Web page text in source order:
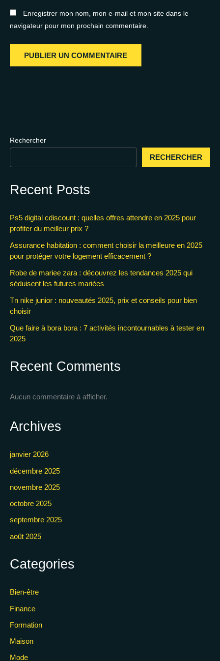
Enregistrer mon nom, mon e-mail et mon site dans le
navigateur pour mon prochain commentaire.
Rechercher
RECHERCHER
Recent Posts
Ps5 digital cdiscount : quelles offres attendre en 2025 pour
profiter du meilleur prix ?
Assurance habitation : comment choisir la meilleure en 2025
pour protéger votre logement efficacement ?
Robe de mariee zara : découvrez les tendances 2025 qui
séduisent les futures mariées
Tn nike junior : nouveautés 2025, prix et conseils pour bien
choisir
Que faire à bora bora : 7 activités incontournables à tester en
2025
Recent Comments
Aucun commentaire à afficher.
Archives
janvier 2026
décembre 2025
novembre 2025
octobre 2025
septembre 2025
août 2025
Categories
Bien-être
Finance
Formation
Maison
Mode